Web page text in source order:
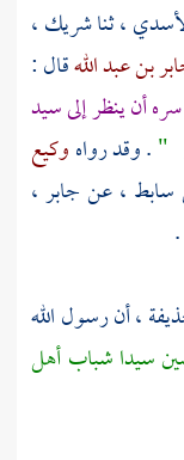
، ثناشريك،
بن عبد اللهقال :
أن ينظر إلى سيد
". وقد رواهوكيع
سابط ، عنجابر،
.
، أن رسول الله
سيدا شباب أهل